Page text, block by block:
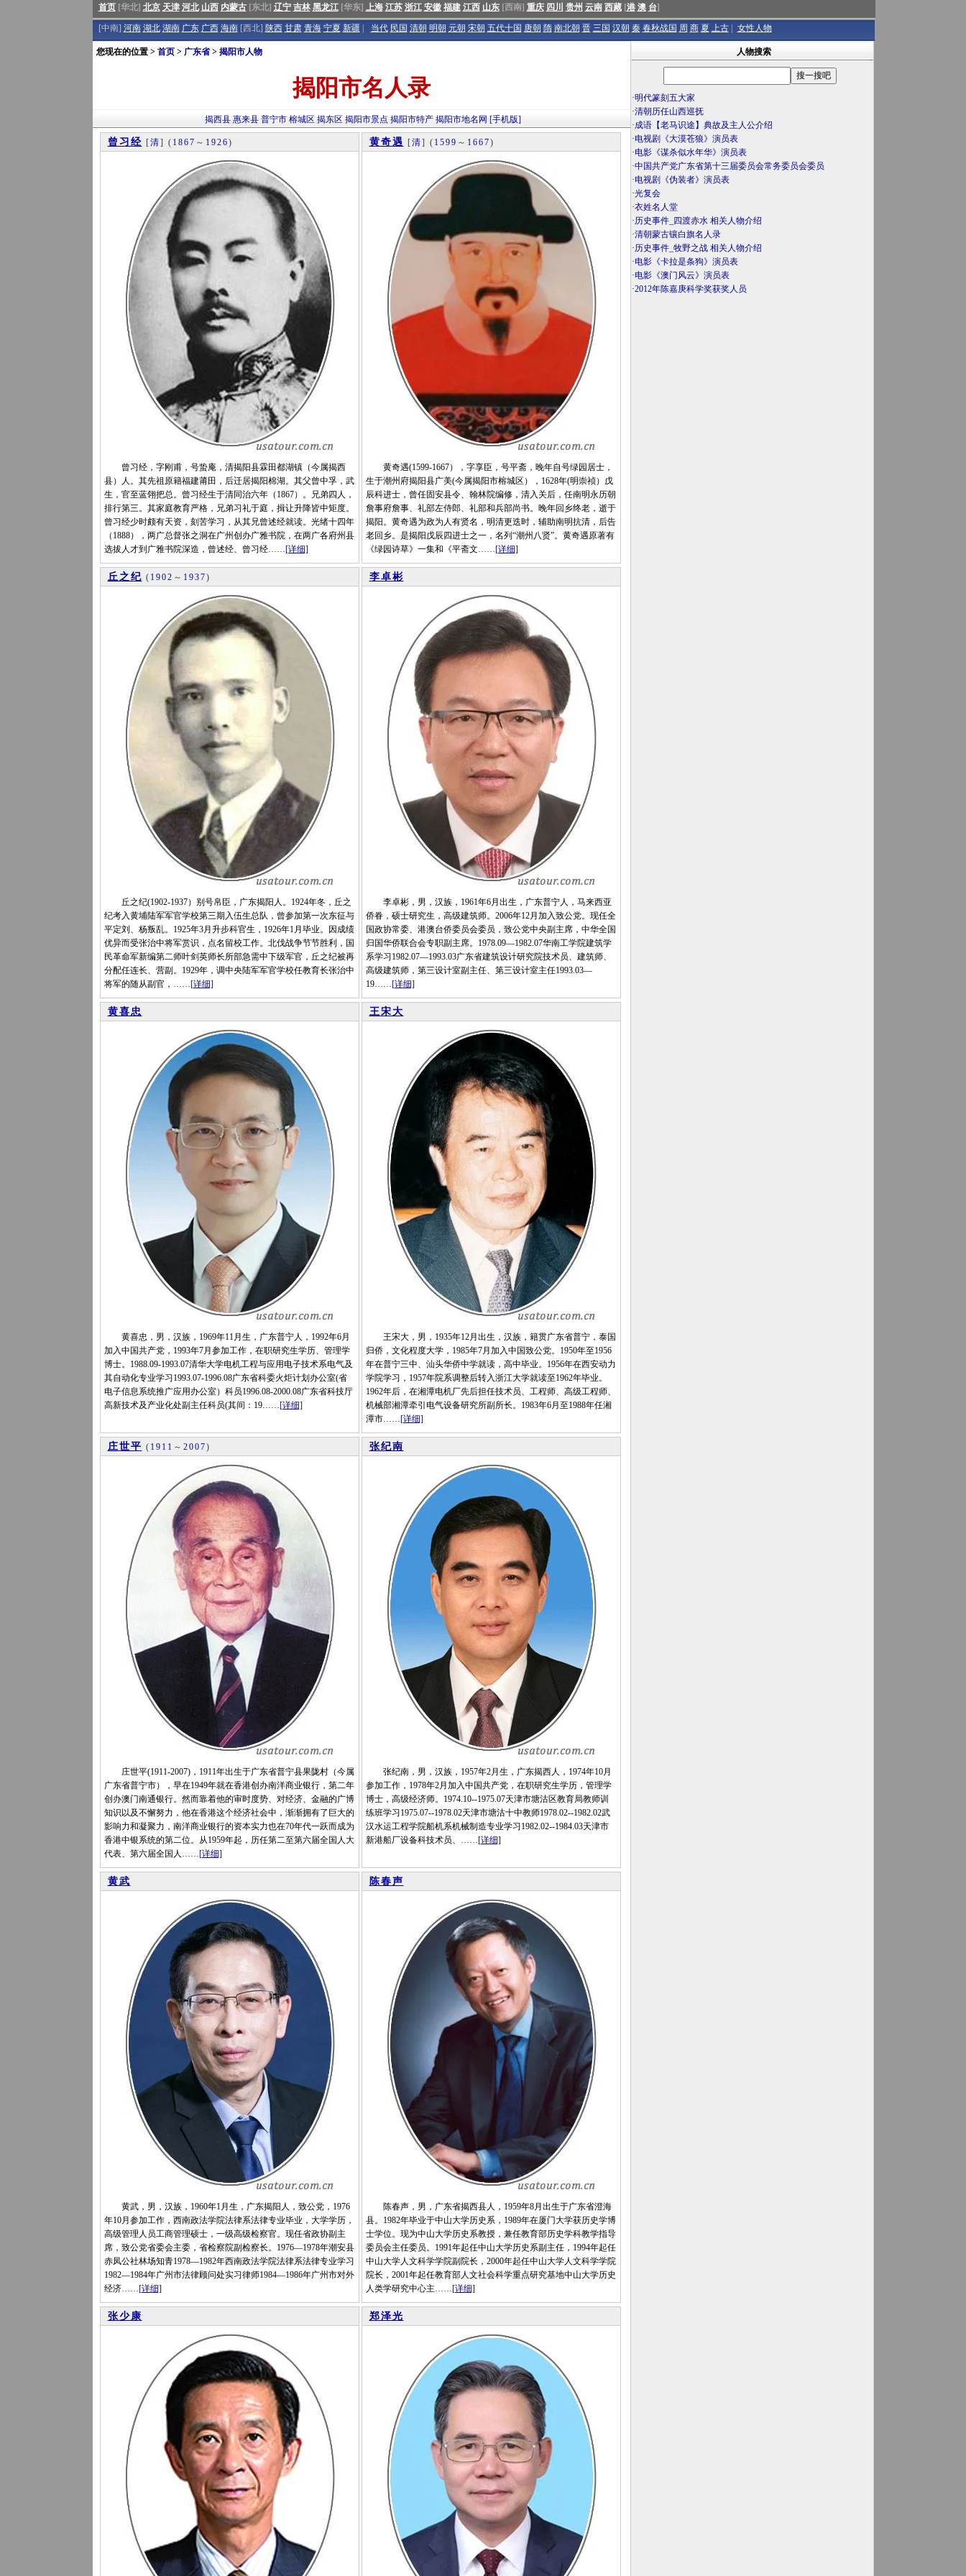
首页[华北] 北京 天津 河北 山西 内蒙古[东北] 辽宁 吉林 黑龙江[华东] 上海 江苏 浙江 安徽 福建 江西 山东[西南] 重庆 四川 贵州 云南 西藏[港 澳 台]
[中南] 河南 湖北 湖南 广东 广西 海南[西北] 陕西 甘肃 青海 宁夏 新疆 当代 民国 清朝 明朝 元朝 宋朝 五代十国 唐朝 隋 南北朝 晋 三国 汉朝 秦 春秋战国 周 商 夏 上古 女性人物
您现在的位置 > 首页> 广东省> 揭阳市人物
揭阳市名人录
揭西县 惠来县 普宁市 榕城区 揭东区 揭阳市景点 揭阳市特产 揭阳市地名网 [手机版]
曾习经 [清] ( 1867 ～ 1926)
曾习经，字刚甫，号蛰庵，清揭阳县霖田都湖镇（今属揭西
县）人。其先祖原籍福建莆田，后迁居揭阳棉湖。其父曾中孚，武
生，官至蓝翎把总。曾习经生于清同治六年（1867）。兄弟四人，
排行第三。其家庭教育严格，兄弟习礼于庭，揖让升降皆中矩度。
曾习经少时颇有天资，刻苦学习，从其兄曾述经就读。光绪十四年
（1888），两广总督张之洞在广州创办广雅书院，在两广各府州县
选拔人才到广雅书院深造，曾述经、曾习经……[详细]
黄奇遇 [清] ( 1599 ～ 1667)
黄奇遇(1599-1667），字享臣，号平斋，晚年自号绿园居士，
生于潮州府揭阳县广美(今属揭阳市榕城区），1628年(明崇祯）戊
辰科进士，曾任固安县令、翰林院编修，清入关后，任南明永历朝
詹事府詹事、礼部左侍郎、礼部和兵部尚书。晚年回乡终老，逝于
揭阳。黄奇遇为政为人有贤名，明清更迭时，辅助南明抗清，后告
老回乡。是揭阳戊辰四进士之一，名列“潮州八贤”。黄奇遇原著有
《绿园诗草》一集和《平斋文……[详细]
丘之纪 ( 1902 ～ 1937)
丘之纪(1902-1937）别号帛臣，广东揭阳人。1924年冬，丘之
纪考入黄埔陆军军官学校第三期入伍生总队，曾参加第一次东征与
平定刘、杨叛乱。1925年3月升步科官生，1926年1月毕业。因成绩
优异而受张治中将军赏识，点名留校工作。北伐战争节节胜利，国
民革命军新编第二师叶剑英师长所部急需中下级军官，丘之纪被再
分配任连长、营副。1929年，调中央陆军军官学校任教育长张治中
将军的随从副官，……[详细]
李卓彬
李卓彬，男，汉族，1961年6月出生，广东普宁人，马来西亚
侨眷，硕士研究生，高级建筑师。2006年12月加入致公党。现任全
国政协常委、港澳台侨委员会委员，致公党中央副主席，中华全国
归国华侨联合会专职副主席。1978.09—1982.07华南工学院建筑学
系学习1982.07—1993.03广东省建筑设计研究院技术员、建筑师、
高级建筑师，第三设计室副主任、第三设计室主任1993.03—
19……[详细]
黄喜忠
黄喜忠，男，汉族，1969年11月生，广东普宁人，1992年6月
加入中国共产党，1993年7月参加工作，在职研究生学历、管理学
博士。1988.09-1993.07清华大学电机工程与应用电子技术系电气及
其自动化专业学习1993.07-1996.08广东省科委火炬计划办公室(省
电子信息系统推广应用办公室）科员1996.08-2000.08广东省科技厅
高新技术及产业化处副主任科员(其间：19……[详细]
王宋大
王宋大，男，1935年12月出生，汉族，籍贯广东省普宁，泰国
归侨，文化程度大学，1985年7月加入中国致公党。1950年至1956
年在普宁三中、汕头华侨中学就读，高中毕业。1956年在西安动力
学院学习，1957年院系调整后转入浙江大学就读至1962年毕业。
1962年后，在湘潭电机厂先后担任技术员、工程师、高级工程师、
机械部湘潭牵引电气设备研究所副所长。1983年6月至1988年任湘
潭市……[详细]
庄世平 ( 1911 ～ 2007)
庄世平(1911-2007)，1911年出生于广东省普宁县果陇村（今属
广东省普宁市），早在1949年就在香港创办南洋商业银行，第二年
创办澳门南通银行。然而靠着他的审时度势、对经济、金融的广博
知识以及不懈努力，他在香港这个经济社会中，渐渐拥有了巨大的
影响力和凝聚力，南洋商业银行的资本实力也在70年代一跃而成为
香港中银系统的第二位。从1959年起，历任第二至第六届全国人大
代表、第六届全国人……[详细]
张纪南
张纪南，男，汉族，1957年2月生，广东揭西人，1974年10月
参加工作，1978年2月加入中国共产党，在职研究生学历，管理学
博士，高级经济师。1974.10--1975.07天津市塘沽区教育局教师训
练班学习1975.07--1978.02天津市塘沽十中教师1978.02--1982.02武
汉水运工程学院船机系机械制造专业学习1982.02--1984.03天津市
新港船厂设备科技术员、……[详细]
黄武
黄武，男，汉族，1960年1月生，广东揭阳人，致公党，1976
年10月参加工作，西南政法学院法律系法律专业毕业，大学学历，
高级管理人员工商管理硕士，一级高级检察官。现任省政协副主
席，致公党省委会主委，省检察院副检察长。1976—1978年潮安县
赤凤公社林场知青1978—1982年西南政法学院法律系法律专业学习
1982—1984年广州市法律顾问处实习律师1984—1986年广州市对外
经济……[详细]
陈春声
陈春声，男，广东省揭西县人，1959年8月出生于广东省澄海
县。1982年毕业于中山大学历史系，1989年在厦门大学获历史学博
士学位。现为中山大学历史系教授，兼任教育部历史学科教学指导
委员会主任委员。1991年起任中山大学历史系副主任，1994年起任
中山大学人文科学学院副院长，2000年起任中山大学人文科学学院
院长，2001年起任教育部人文社会科学重点研究基地中山大学历史
人类学研究中心主……[详细]
张少康 郑泽光
人物搜索
·明代篆刻五大家
·清朝历任山西巡抚
·成语【老马识途】典故及主人公介绍
·电视剧《大漠苍狼》演员表
·电影《谋杀似水年华》演员表
·中国共产党广东省第十三届委员会常务委员会委员
·电视剧《伪装者》演员表
·光复会
·衣姓名人堂
·历史事件_四渡赤水 相关人物介绍
·清朝蒙古镶白旗名人录
·历史事件_牧野之战 相关人物介绍
·电影《卡拉是条狗》演员表
·电影《澳门风云》演员表
·2012年陈嘉庚科学奖获奖人员